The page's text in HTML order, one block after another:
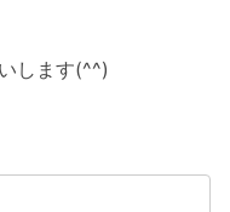
します(^^)